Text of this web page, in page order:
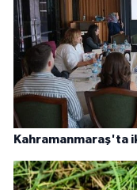
Kahramanmaraş'ta